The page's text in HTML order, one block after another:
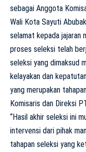
sebagai Anggota
Wali Kota Sayuti
selamat kepada jajaran
proses seleksi telah
seleksi yang dimaksud
kelayakan dan
yang merupakan
Komisaris dan Direksi
“Hasil akhir seleksi ini
intervensi dari pihak
tahapan seleksi yang